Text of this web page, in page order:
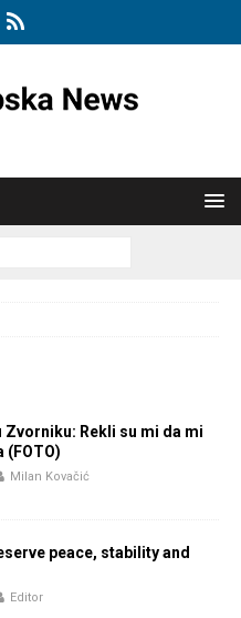
Zvorniku: Rekli su mi da mi
(FOTO)
Milan Kovačić
peace, stability and
Editor